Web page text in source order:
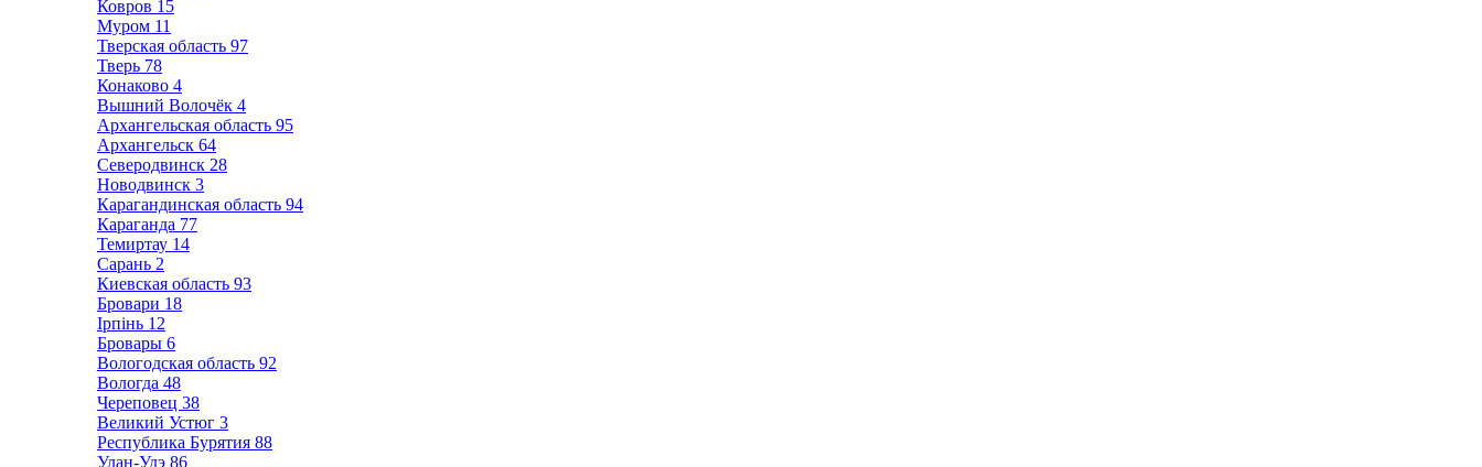
Ковров 15
Муром 11
Тверская область 97
Тверь 78
Конаково 4
Вышний Волочёк 4
Архангельская область 95
Архангельск 64
Северодвинск 28
Новодвинск 3
Карагандинская область 94
Караганда 77
Темиртау 14
Сарань 2
Киевская область 93
Бровари 18
Ірпінь 12
Бровары 6
Вологодская область 92
Вологда 48
Череповец 38
Великий Устюг 3
Республика Бурятия 88
Улан-Удэ 86